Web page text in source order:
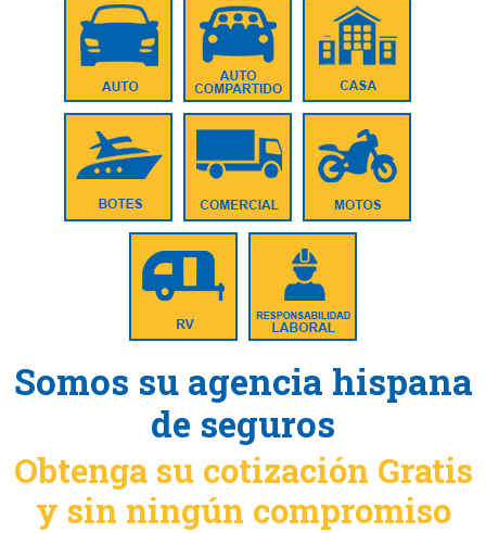
Somos su agencia hispana
de seguros
Obtenga su cotización Gratis
y sin ningún compromiso